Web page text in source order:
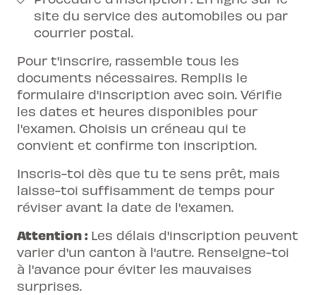
site du service des automobiles ou par
courrier postal.
Pour t'inscrire, rassemble tous les
documents nécessaires. Remplis le
formulaire d'inscription avec soin. Vérifie
les dates et heures disponibles pour
l'examen. Choisis un créneau qui te
convient et confirme ton inscription.
Inscris-toi dès que tu te sens prêt, mais
laisse-toi suffisamment de temps pour
réviser avant la date de l'examen.
Attention : Les délais d'inscription peuvent
varier d'un canton à l'autre. Renseigne-toi
à l'avance pour éviter les mauvaises
surprises.